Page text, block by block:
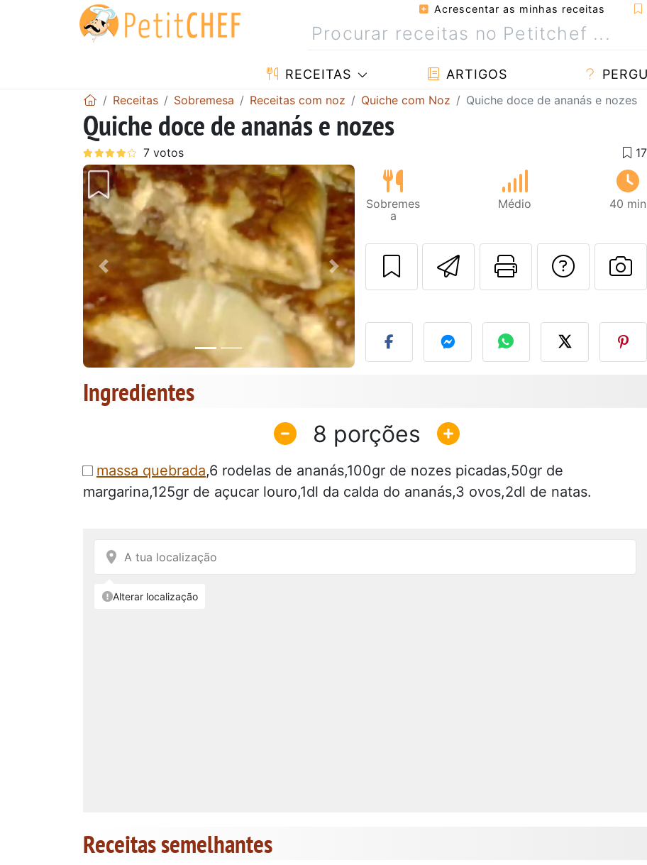
Acrescentar as minhas receitas
RECEITAS ARTIGOS
Receitas Sobremesa Receitas com noz Quiche com Noz Quiche doce de ananás e nozes
Quiche doce de ananás e nozes
Anterior Next
Sobremes
a
Médio 40 min
Enviar esta
ImprimaFalar
Ingredientes
8
massa quebrada,6 rodelas de ananás,100gr de nozes picadas,50gr de
margarina,125gr de açucar louro,1dl da calda do ananás,3 ovos,2dl de natas.
Receitas semelhantes